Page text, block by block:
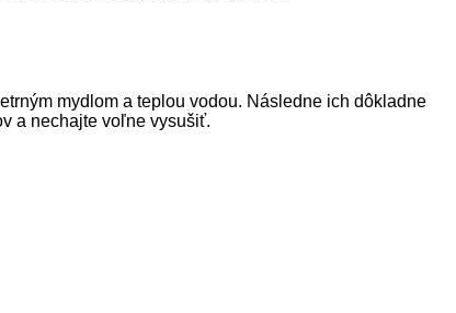
mydlom a teplou vodou. Následne ich dôkladne
a nechajte voľne vysušiť.